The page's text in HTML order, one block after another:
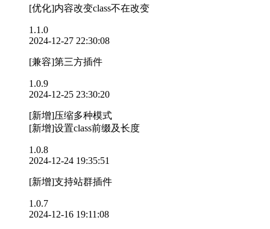
[优化]内容改变class不在改变
1.1.0
2024-12-27 22:30:08
[兼容]第三方插件
1.0.9
2024-12-25 23:30:20
[新增]压缩多种模式
[新增]设置class前缀及长度
1.0.8
2024-12-24 19:35:51
[新增]支持站群插件
1.0.7
2024-12-16 19:11:08